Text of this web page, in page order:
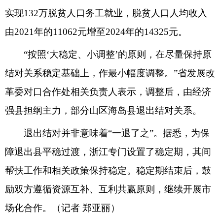
实现132万脱贫人口务工就业，脱贫人口人均收入
由2021年的11062元增至2024年的14325元。
“按照‘大稳定、小调整’的原则，在尽量保持原
结对关系稳定基础上，作最小幅度调整。”省发展改
革委对口合作处相关负责人表示，调整后，由经济
强县担纲主力，部分山区海岛县退出结对关系。
退出结对并非意味着“一退了之”。据悉，为保
障退出县平稳过渡，浙江专门设置了稳定期，其间
帮扶工作和相关政策保持稳定。稳定期结束后，鼓
励双方遵循资源互补、互利共赢原则，继续开展市
场化合作。（记者 郑亚丽）